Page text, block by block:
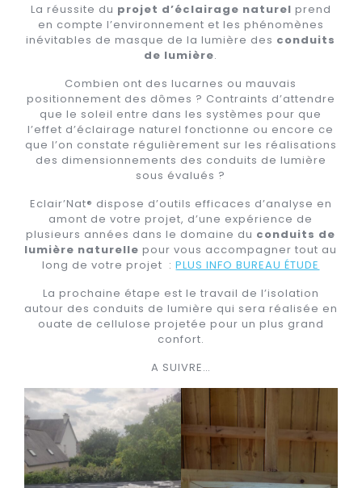
La réussite du projet d’éclairage naturel prend
en compte l’environnement et les phénomènes
inévitables de masque de la lumière des conduits
de lumière.
Combien ont des lucarnes ou mauvais
positionnement des dômes ? Contraints d’attendre
que le soleil entre dans les systèmes pour que
l’effet d’éclairage naturel fonctionne ou encore ce
que l’on constate régulièrement sur les réalisations
des dimensionnements des conduits de lumière
sous évalués ?
Eclair’Nat® dispose d’outils efficaces d’analyse en
amont de votre projet, d’une expérience de
plusieurs années dans le domaine du conduits de
lumière naturelle pour vous accompagner tout au
long de votre projet :PLUS INFO BUREAU ÉTUDE
La prochaine étape est le travail de l’isolation
autour des conduits de lumière qui sera réalisée en
ouate de cellulose projetée pour un plus grand
confort.
A SUIVRE…